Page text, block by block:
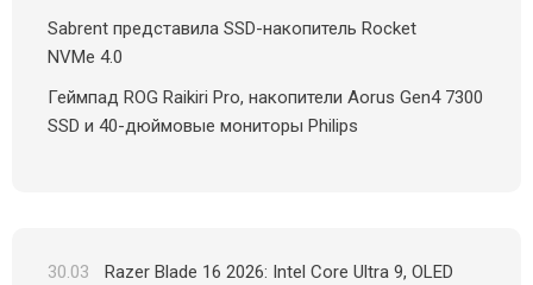
Sabrent представила SSD-накопитель Rocket
NVMe 4.0
Геймпад ROG Raikiri Pro, накопители Aorus Gen4 7300
SSD и 40-дюймовые мониторы Philips
30.03
Razer Blade 16 2026: Intel Core Ultra 9, OLED